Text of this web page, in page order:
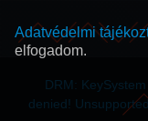
DRM:
denied!
Adatvédelmi
elfogadom.